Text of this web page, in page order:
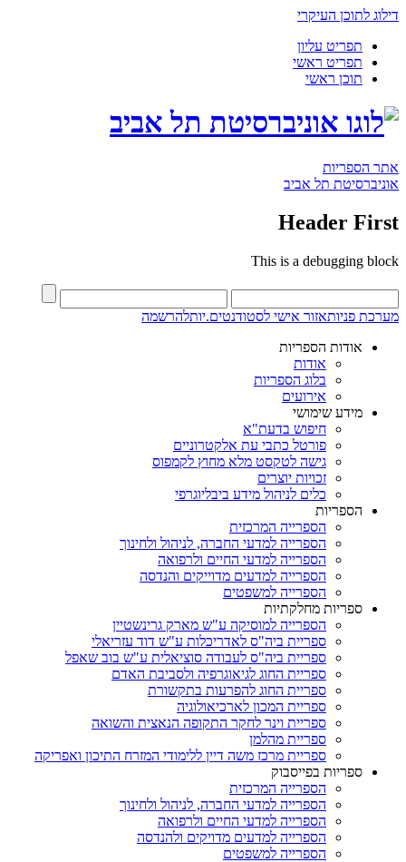
דילוג לתוכן העיקרי
תפריט עליון
תפריט ראשי
תוכן ראשי
אתר הספריות
אוניברסיטת תל אביב
Header First
This is a debugging block
מערכת פניותאזור אישי לסטודנטים.יותלהרשמה
אודות הספריות
אודות
בלוג הספריות
אירועים
מידע שימושי
חיפוש בדעת"א
פורטל כתבי עת אלקטרוניים
גישה לטקסט מלא מחוץ לקמפוס
זכויות יוצרים
כלים לניהול מידע ביבליוגרפי
הספריות
הספרייה המרכזית
הספרייה למדעי החברה, לניהול ולחינוך
הספרייה למדעי החיים ולרפואה
הספרייה למדעים מדוייקים והנדסה
הספרייה למשפטים
ספריות מחלקתיות
הספרייה למוסיקה ע"ש מארק גרינשטיין
ספריית ביה"ס לאדריכלות ע"ש דוד עזריאלי
ספריית ביה"ס לעבודה סוציאלית ע"ש בוב שאפל
ספריית החוג לגיאוגרפיה ולסביבת האדם
ספריית החוג להפרעות בתקשורת
ספריית המכון לארכיאולוגיה
ספריית וינר לחקר התקופה הנאצית והשואה
ספריית מהלמן
ספריית מרכז משה דיין ללימודי המזרח התיכון ואפריקה
ספריות בפייסבוק
הספרייה המרכזית
הספרייה למדעי החברה, לניהול ולחינוך
הספרייה למדעי החיים ולרפואה
הספרייה למדעים מדויקים ולהנדסה
הספרייה למשפטים